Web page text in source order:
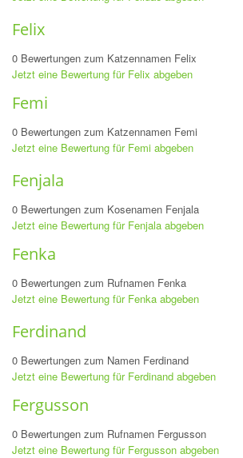
Felix
0 Bewertungen zum Katzennamen Felix
Jetzt eine Bewertung für Felix abgeben
Femi
0 Bewertungen zum Katzennamen Femi
Jetzt eine Bewertung für Femi abgeben
Fenjala
0 Bewertungen zum Kosenamen Fenjala
Jetzt eine Bewertung für Fenjala abgeben
Fenka
0 Bewertungen zum Rufnamen Fenka
Jetzt eine Bewertung für Fenka abgeben
Ferdinand
0 Bewertungen zum Namen Ferdinand
Jetzt eine Bewertung für Ferdinand abgeben
Fergusson
0 Bewertungen zum Rufnamen Fergusson
Jetzt eine Bewertung für Fergusson abgeben